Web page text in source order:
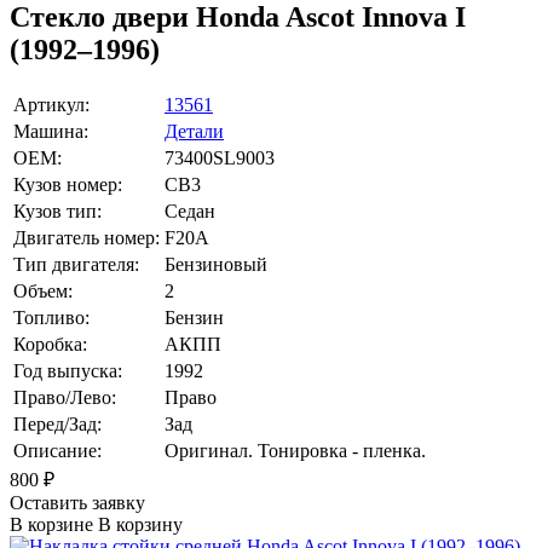
Стекло двери Honda Ascot Innova I
(1992–1996)
Артикул:
13561
Машина:
Детали
OEM:
73400SL9003
Кузов номер:
CB3
Кузов тип:
Седан
Двигатель номер: F20A
Тип двигателя:
Бензиновый
Объем:
2
Топливо:
Бензин
Коробка:
АКПП
Год выпуска:
1992
Право/Лево:
Право
Перед/Зад:
Зад
Описание:
Оригинал. Тонировка - пленка.
800 ₽
Оставить заявку
В корзине В корзину